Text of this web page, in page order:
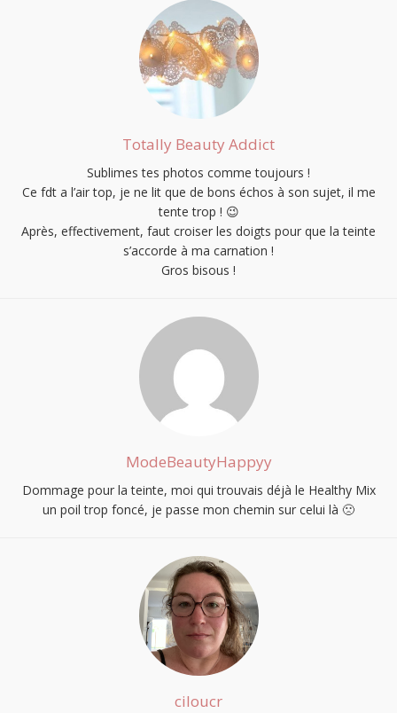
Totally Beauty Addict
Sublimes tes photos comme toujours !
Ce fdt a l’air top, je ne lit que de bons échos à son sujet, il me
tente trop ! 😉
Après, effectivement, faut croiser les doigts pour que la teinte
s’accorde à ma carnation !
Gros bisous !
ModeBeautyHappyy
Dommage pour la teinte, moi qui trouvais déjà le Healthy Mix
un poil trop foncé, je passe mon chemin sur celui là 🙁
ciloucr